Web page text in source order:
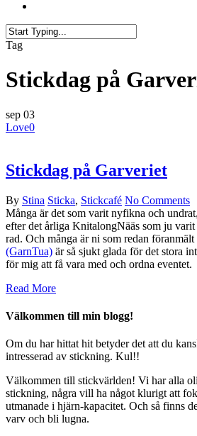
Close
Tag
Stickdag på
sep 03
Love0
Stickdag på Garveriet
By Stina Sticka, Stickcafé No Comments
Många är det som varit nyfikna och
efter det årliga KnitalongNääs som ju
rad. Och många är ni som redan
(GarnTua) är så sjukt glada för det stora
för mig att få vara med och ordna eventet.
Read More
Välkommen till min blogg!
Om du har hittat hit betyder det att du
intresserad av stickning. Kul!!
Välkommen till stickvärlden! Vi har alla
stickning, några vill ha något klurigt att
utmanade i hjärn-kapacitet. Och så finns
varv och bli lugna.